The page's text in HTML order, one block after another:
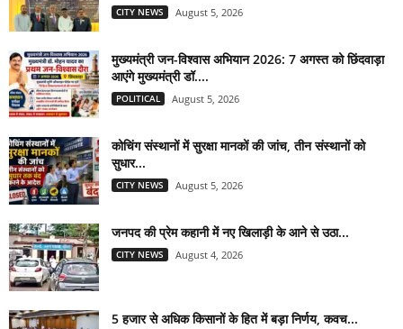
CITY NEWS August 5, 2026
मुख्यमंत्री जन-विश्वास अभियान 2026: 7 अगस्त को छिंदवाड़ा
आएंगे मुख्यमंत्री डॉ....
POLITICAL August 5, 2026
कोचिंग संस्थानों में सुरक्षा मानकों की जांच, तीन संस्थानों को
सुधार...
CITY NEWS August 5, 2026
जनपद की प्रेम कहानी में नए खिलाड़ी के आने से उठा...
CITY NEWS August 4, 2026
5 हजार से अधिक किसानों के हित में बड़ा निर्णय, कवच...